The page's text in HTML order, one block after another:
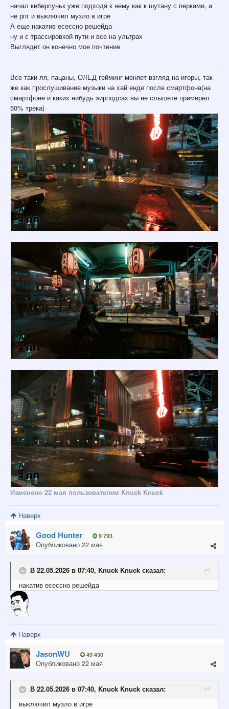
начал киберпуньк уже подходя к нему как к шутану с перками, а
не рпг и выключил музло в игре
А еще накатив есессно решейда
ну и с трассировкой пути и все на ультрах
Выглядит он конечно мое почтение
Все таки ля, пацаны, ОЛЕД гейминг меняет взгляд на игоры, так
же как прослушивание музыки на хай енде после смартфона(на
смартфоне и каких нибудь эирподсах вы не слышете примерно
50% трека)
Изменено 22 мая пользователем Knuck Knuck
Наверх
Good Hunter 9 793
Опубликовано 22 мая
В 22.05.2026 в 07:40, Knuck Knuck сказал:
накатив есессно решейда
Наверх
JasonWU 49 430
Опубликовано 22 мая
В 22.05.2026 в 07:40, Knuck Knuck сказал:
выключил музло в игре